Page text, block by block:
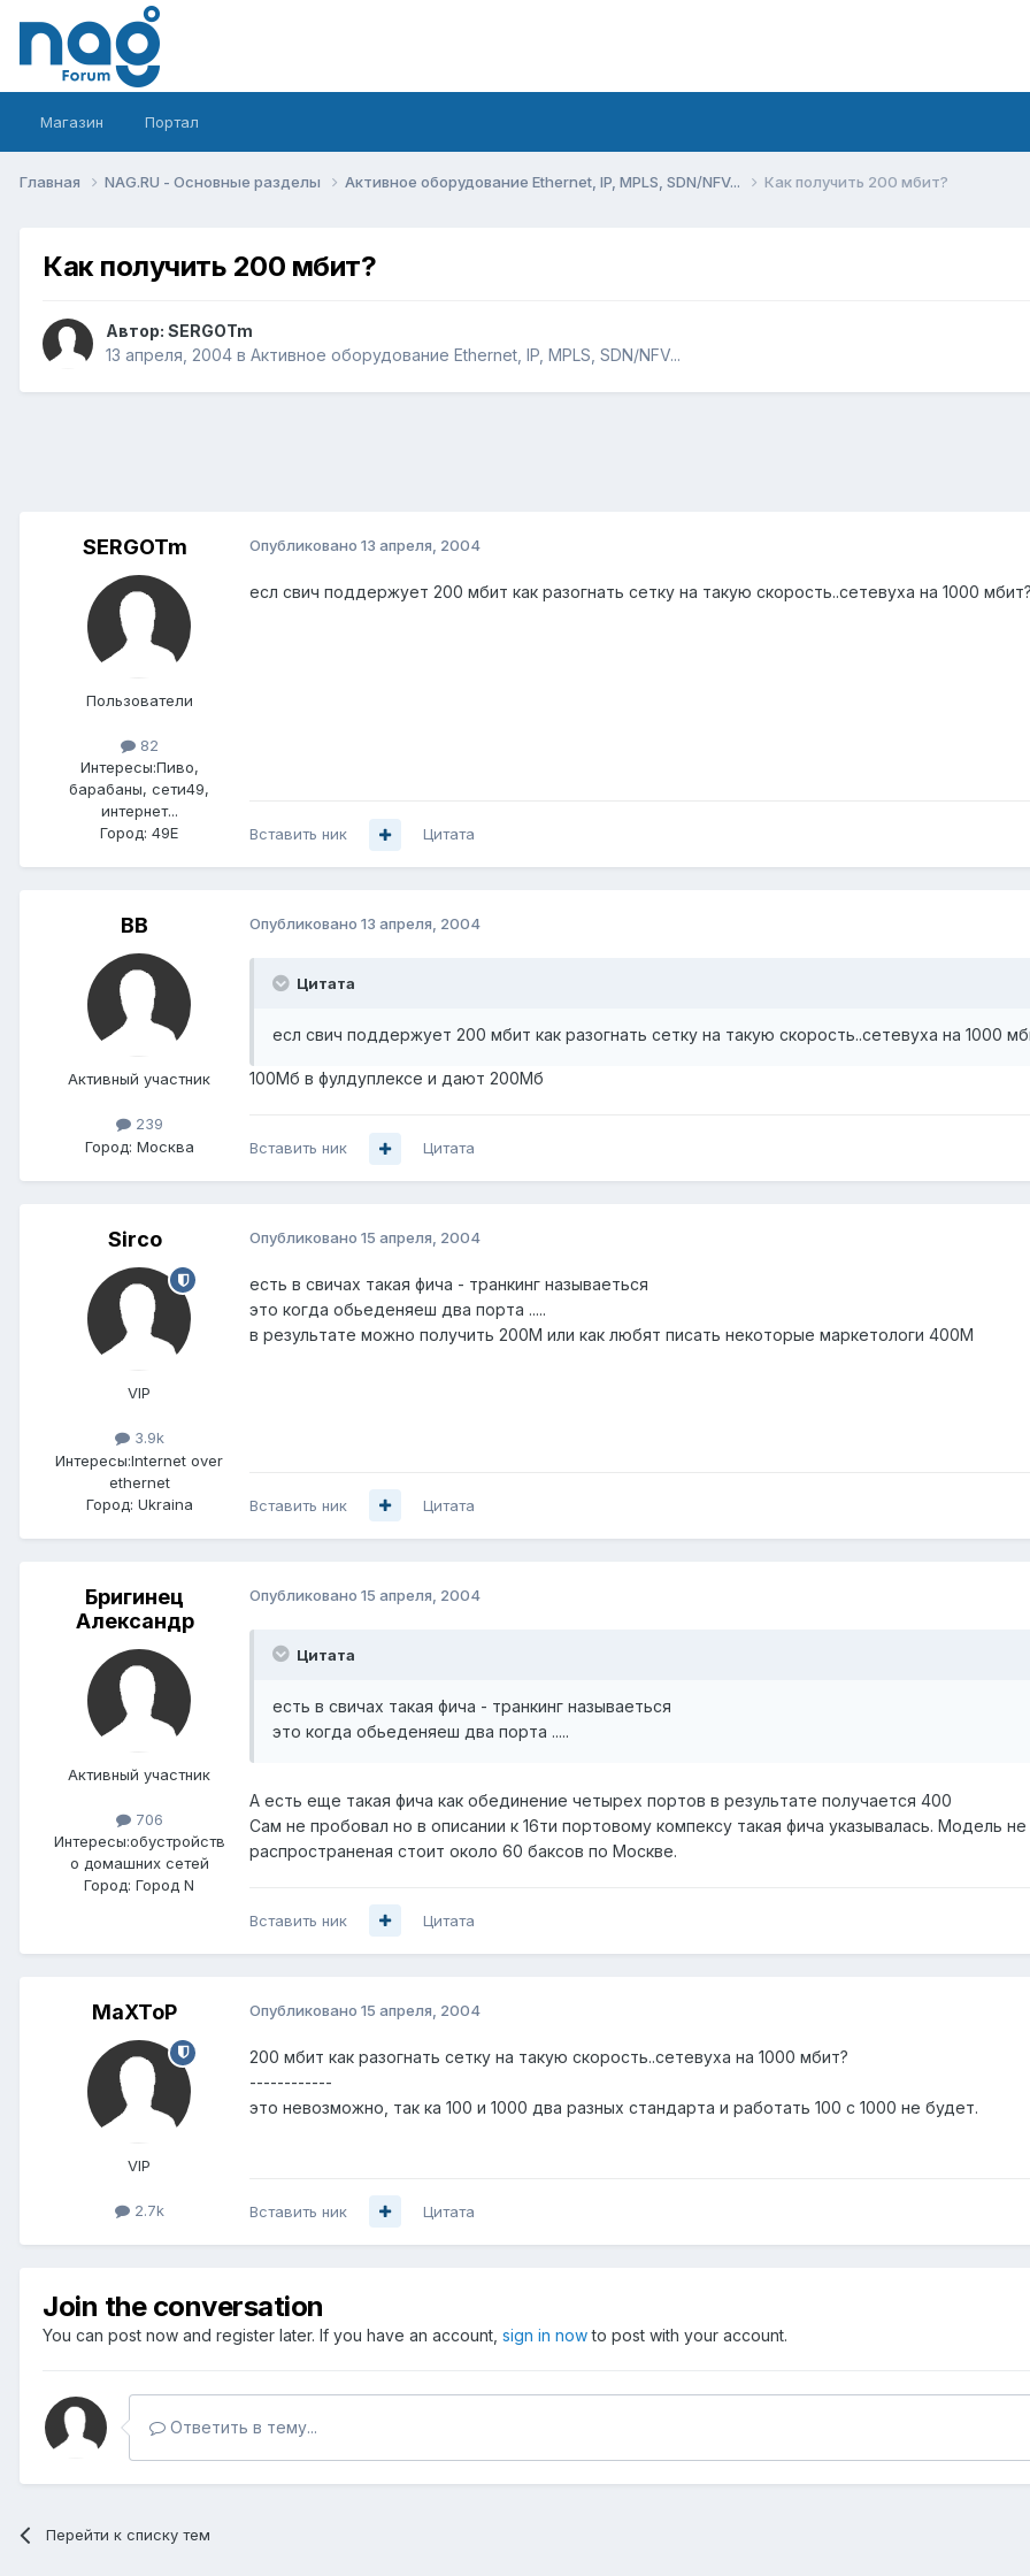
Магазин Портал
Главная NAG.RU - Основные разделы Активное оборудование Ethernet, IP, MPLS, SDN/NFV... Как получить 200 мбит?
Как получить 200 мбит?
Автор: SERGOTm
13 апреля, 2004 в Активное оборудование Ethernet, IP, MPLS, SDN/NFV...
SERGOTm
Пользователи
82
Интересы:Пиво,
барабаны, сети49,
интернет...
Город: 49Е
Опубликовано 13 апреля, 2004
есл свич поддержует 200 мбит как разогнать сетку на такую скорость..сетевуха на 1000
Вставить ник Цитата
BB
Активный участник
239
Город: Москва
Опубликовано 13 апреля, 2004
Цитата
есл свич поддержует 200 мбит как разогнать сетку на такую скорость..сетевуха на 1000
100Мб в фулдуплексе и дают 200Мб
Вставить ник Цитата
Sirco
VIP
3.9k
Интересы:Internet over
ethernet
Город: Ukraina
Опубликовано 15 апреля, 2004
есть в свичах такая фича - транкинг называеться
это когда обьеденяеш два порта .....
в результате можно получить 200М или как любят писать некоторые маркетологи 400М
Вставить ник Цитата
Бригинец
Александр
Активный участник
706
Интересы:обустройств
о домашних сетей
Город: Город N
Опубликовано 15 апреля, 2004
Цитата
есть в свичах такая фича - транкинг называеться
это когда обьеденяеш два порта .....
А есть еще такая фича как обединение четырех портов в результате получается 400
Сам не пробовал но в описании к 16ти портовому компексу такая фича указывалась. Модель
распространеная стоит около 60 баксов по Москве.
Вставить ник Цитата
MaXToP
VIP
2.7k
Опубликовано 15 апреля, 2004
200 мбит как разогнать сетку на такую скорость..сетевуха на 1000 мбит?
------------
это невозможно, так ка 100 и 1000 два разных стандарта и работать 100 с 1000 не будет.
Вставить ник Цитата
Join the conversation
You can post now and register later. If you have an account, sign in nowto post with your account.
Ответить в тему...
Перейти к списку тем